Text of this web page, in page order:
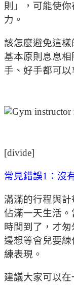
則」，可能使
力。
該怎麼避免這
基本原則息息相
手、好手都可以
[divide]
常見錯誤1：沒
滿滿的行程與
佔滿一天生活
時間到了，才
邊想等會兒要練
練表現。
建議大家可以